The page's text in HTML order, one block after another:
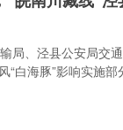
局、泾县公安局交
“白海豚”影响实施部